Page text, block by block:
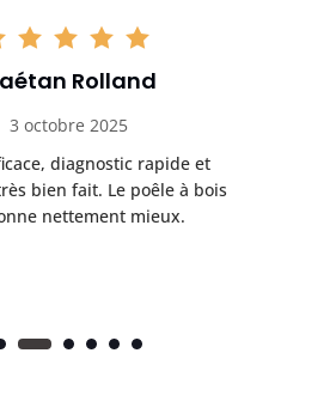
Rolland
3 octobre 2025
diagnostic rapide et
bien fait. Le poêle à bois
nettement mieux.